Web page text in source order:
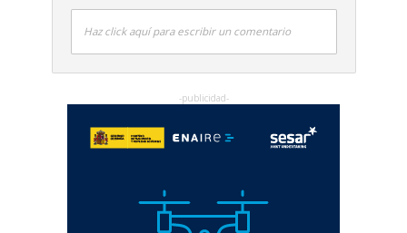
Haz click aquí para escribir un comentario